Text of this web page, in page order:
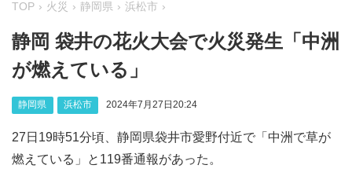
TOP 火災 静岡県 浜松市
静岡 袋井の花火大会で火災発生「中洲
が燃えている」
静岡県 浜松市 2024年7月27日20:24
27日19時51分頃、静岡県袋井市愛野付近で「中洲で草が
燃えている」と119番通報があった。